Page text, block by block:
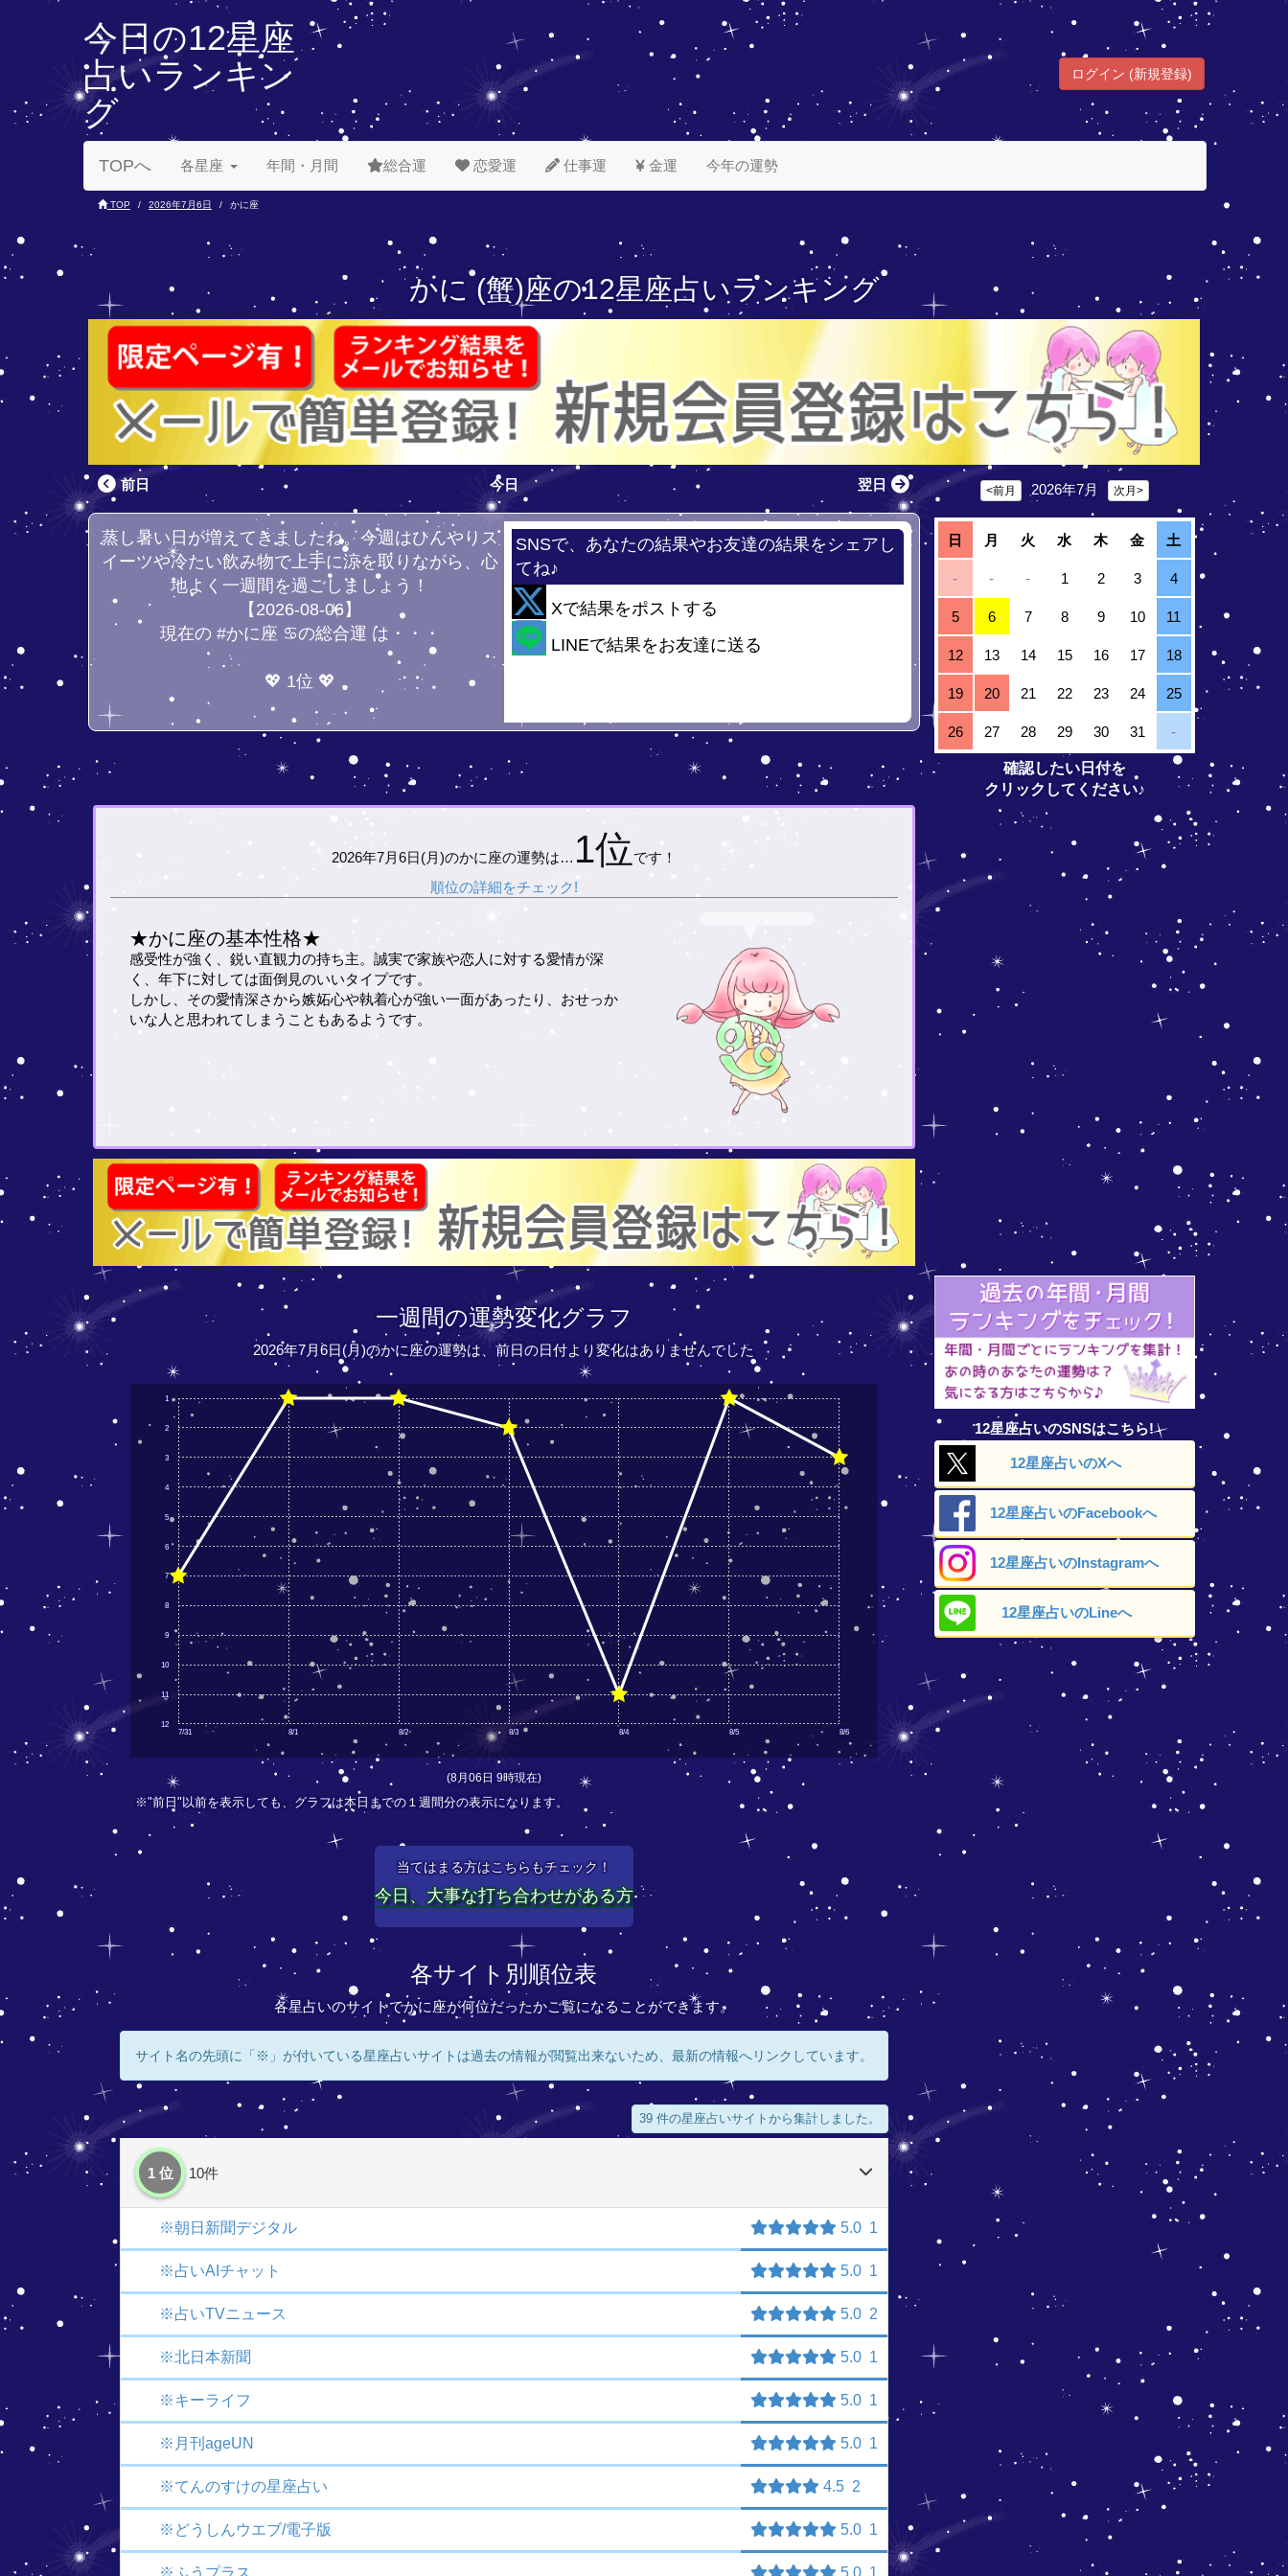
今日の12星座
占いランキン
グ
ログイン (新規登録)
TOPへ 各星座 年間・月間 総合運 恋愛運 仕事運 金運 今年の運勢
TOP 2026年7月6日 かに座
かに (蟹)座の12星座占いランキング
前日 今日 翌日
蒸し暑い日が増えてきましたね。今週はひんやりス
イーツや冷たい飲み物で上手に涼を取りながら、心
地よく一週間を過ごしましょう！
【2026-08-06】
現在の #かに座 ♋の総合運 は・・・
💖 1位 💖
SNSで、あなたの結果やお友達の結果をシェアし
てね♪
Xで結果をポストする
LINEで結果をお友達に送る
2026年7月6日(月)のかに座の運勢は… 1位 です！
順位の詳細をチェック!
★かに座の基本性格★
感受性が強く、鋭い直観力の持ち主。誠実で家族や恋人に対する愛情が深
く、年下に対しては面倒見のいいタイプです。
しかし、その愛情深さから嫉妬心や執着心が強い一面があったり、おせっか
いな人と思われてしまうこともあるようです。
<前月 2026年7月 次月>
日 月 火 水 木 金 土
- - - 1 2 3 4
5 6 7 8 9 10 11
12 13 14 15 16 17 18
19 20 21 22 23 24 25
26 27 28 29 30 31 -
確認したい日付を
クリックしてください♪
一週間の運勢変化グラフ
2026年7月6日(月)のかに座の運勢は、前日の日付より変化はありませんでした
7/31 8/1 8/2 8/3 8/4 8/5 8/6
12
11
10
9
8
7
6
5
4
3
2
1
(8月06日 9時現在)
※"前日"以前を表示しても、グラフは本日までの１週間分の表示になります。
当てはまる方はこちらもチェック！
今日、大事な打ち合わせがある方
各サイト別順位表
各星占いのサイトでかに座が何位だったかご覧になることができます。
サイト名の先頭に「※」が付いている星座占いサイトは過去の情報が閲覧出来ないため、最新の情報へリンクしています。
39 件の星座占いサイトから集計しました。
1 位 10件
※朝日新聞デジタル 5.0 1
※占いAIチャット 5.0 1
※占いTVニュース 5.0 2
※北日本新聞 5.0 1
※キーライフ 5.0 1
※月刊ageUN 5.0 1
※てんのすけの星座占い 4.5 2
※どうしんウエブ/電子版 5.0 1
12星座占いのSNSはこちら!
12星座占いのXへ
12星座占いのFacebookへ
12星座占いのInstagramへ
12星座占いのLineへ